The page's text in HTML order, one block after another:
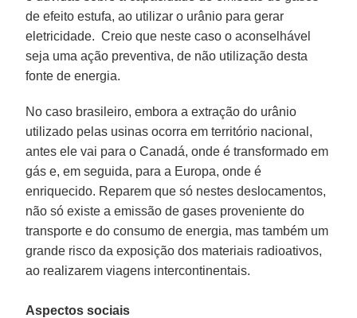
de efeito estufa, ao utilizar o urânio para gerar
eletricidade. Creio que neste caso o aconselhável
seja uma ação preventiva, de não utilização desta
fonte de energia.
No caso brasileiro, embora a extração do urânio
utilizado pelas usinas ocorra em território nacional,
antes ele vai para o Canadá, onde é transformado em
gás e, em seguida, para a Europa, onde é
enriquecido. Reparem que só nestes deslocamentos,
não só existe a emissão de gases proveniente do
transporte e do consumo de energia, mas também um
grande risco da exposição dos materiais radioativos,
ao realizarem viagens intercontinentais.
Aspectos sociais